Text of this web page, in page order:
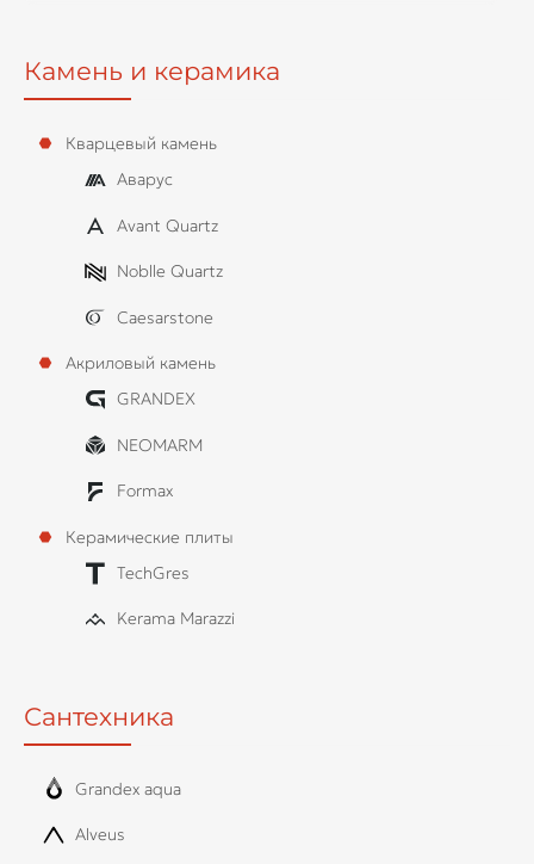
Камень и керамика
Кварцевый камень
Аварус
Avant Quartz
Noblle Quartz
Caesarstone
Акриловый камень
GRANDEX
NEOMARM
Formax
Керамические плиты
TechGres
Kerama Marazzi
Сантехника
Grandex aqua
Alveus